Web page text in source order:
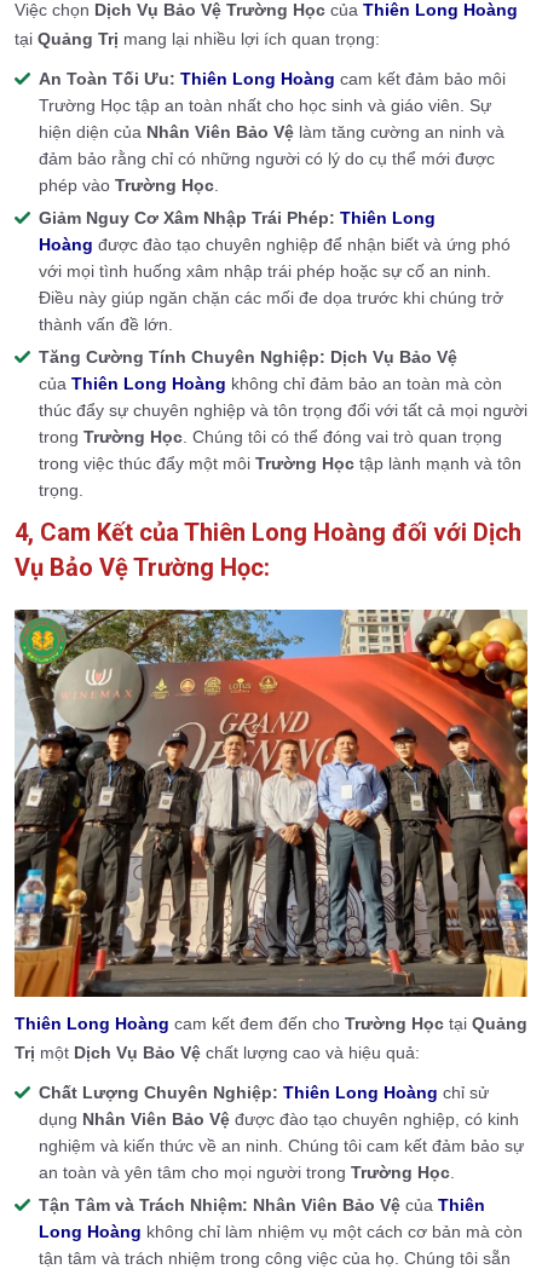
Việc chọn Dịch Vụ Bảo Vệ Trường Học của Thiên Long Hoàng
tại Quảng Trị mang lại nhiều lợi ích quan trọng:
An Toàn Tối Ưu: Thiên Long Hoàng cam kết đảm bảo môi
Trường Học tập an toàn nhất cho học sinh và giáo viên. Sự
hiện diện của Nhân Viên Bảo Vệ làm tăng cường an ninh và
đảm bảo rằng chỉ có những người có lý do cụ thể mới được
phép vào Trường Học.
Giảm Nguy Cơ Xâm Nhập Trái Phép: Thiên Long
Hoàng được đào tạo chuyên nghiệp để nhận biết và ứng phó
với mọi tình huống xâm nhập trái phép hoặc sự cố an ninh.
Điều này giúp ngăn chặn các mối đe dọa trước khi chúng trở
thành vấn đề lớn.
Tăng Cường Tính Chuyên Nghiệp: Dịch Vụ Bảo Vệ
của Thiên Long Hoàng không chỉ đảm bảo an toàn mà còn
thúc đẩy sự chuyên nghiệp và tôn trọng đối với tất cả mọi người
trong Trường Học. Chúng tôi có thể đóng vai trò quan trọng
trong việc thúc đẩy một môi Trường Học tập lành mạnh và tôn
trọng.
4, Cam Kết của Thiên Long Hoàng đối với Dịch
Vụ Bảo Vệ Trường Học:
Thiên Long Hoàng cam kết đem đến cho Trường Học tại Quảng
Trị một Dịch Vụ Bảo Vệ chất lượng cao và hiệu quả:
Chất Lượng Chuyên Nghiệp: Thiên Long Hoàng chỉ sử
dụng Nhân Viên Bảo Vệ được đào tạo chuyên nghiệp, có kinh
nghiệm và kiến thức về an ninh. Chúng tôi cam kết đảm bảo sự
an toàn và yên tâm cho mọi người trong Trường Học
Tận Tâm và Trách Nhiệm: Nhân Viên Bảo Vệ của Thiên
Long Hoàng không chỉ làm nhiệm vụ một cách cơ bản mà còn
tận tâm và trách nhiệm trong công việc của họ. Chúng tôi sẵn